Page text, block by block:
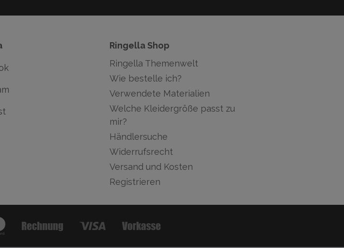
Ringella Shop
Ringella Themenwelt
Wie bestelle ich?
Verwendete Materialien
Welche Kleidergröße passt zu
mir?
Händlersuche
Widerrufsrecht
Versand und Kosten
Registrieren